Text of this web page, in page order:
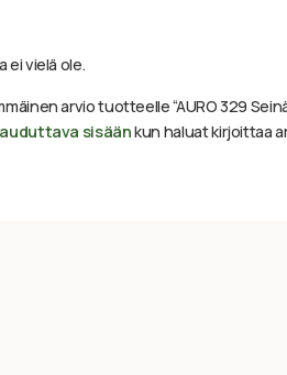
ei vielä ole.
arvio tuotteelle “AURO 329
sisäänkun haluat kirjoittaa